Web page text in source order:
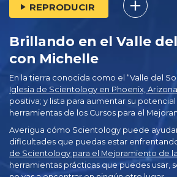
REPRODUCIR
Brillando en el Valle
con Michelle
En la tierra conocida como el “Valle del
Iglesia de Scientology en Phoenix, Arizona
positiva; y lista para aumentar su
herramientas de los Cursos para el
Averigua cómo Scientology puede
dificultades que puedas estar
de Scientology para el Mejoramiento de
herramientas prácticas que puedes usar,